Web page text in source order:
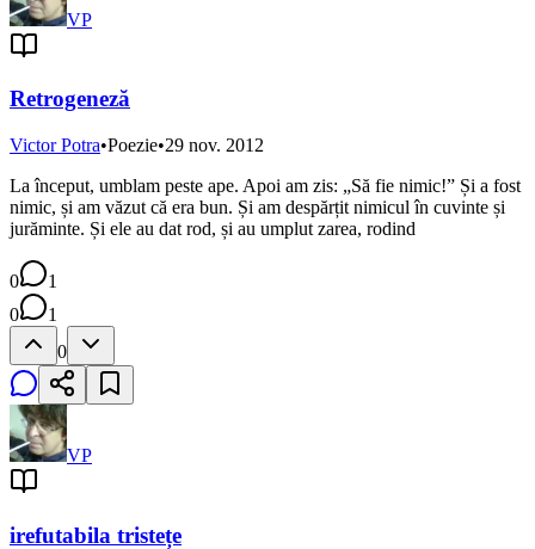
VP
Retrogeneză
Victor Potra•Poezie•29 nov. 2012
La început, umblam peste ape. Apoi am zis: „Să fie nimic!” Și a fost
nimic, și am văzut că era bun. Și am despărțit nimicul în cuvinte și
jurăminte. Și ele au dat rod, și au umplut zarea, rodind
0
1
0
1
0
VP
irefutabila tristețe